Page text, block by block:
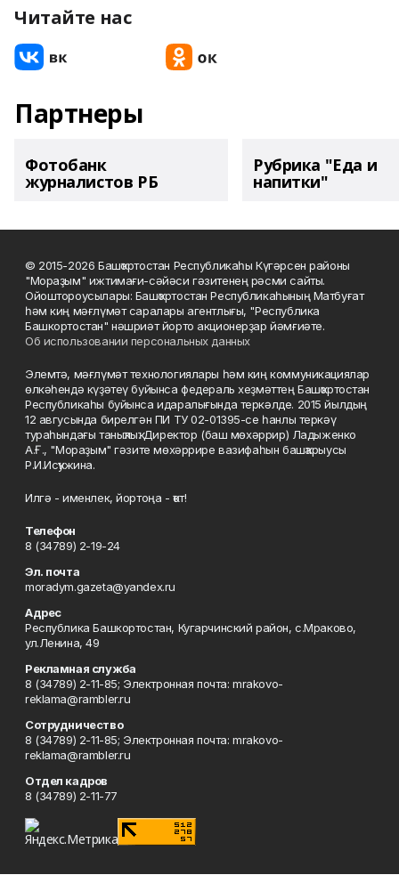
Читайте нас
Партнеры
Фотобанк
журналистов РБ
Рубрика "Еда и
напитки"
© 2015-2026 Башҡортостан Республикаһы Күгәрсен районы
"Мораҙым" ижтимағи-сәйәси гәзитенең рәсми сайты.
Ойоштороусылары: Башҡортостан Республикаһының Матбуғат
һәм киң мәғлүмәт саралары агентлығы, "Республика
Башкортостан" нәшриәт йорто акционерҙар йәмғиәте.
Об использовании персональных данных
Элемтә, мәғлүмәт технологиялары һәм киң коммуникациялар
өлкәһендә күҙәтеү буйынса федераль хеҙмәттең Башҡортостан
Республикаһы буйынса идаралығында теркәлде. 2015 йылдың
12 авгусында бирелгән ПИ ТУ 02-01395-се һанлы теркәү
тураһындағы таныҡлыҡ. Директор (баш мөхәррир) Ладыженко
А.Ғ., "Мораҙым" гәзите мөхәррире вазифаһын башҡарыусы
Р.И.Исҡужина.
Илгә - именлек, йортоңа - ҡот!
Телефон
8 (34789) 2-19-24
Эл. почта
moradym.gazeta@yandex.ru
Адрес
Республика Башкортостан, Кугарчинский район, с.Мраково,
ул.Ленина, 49
Рекламная служба
8 (34789) 2-11-85; Электронная почта: mrakovo-
reklama@rambler.ru
Сотрудничество
8 (34789) 2-11-85; Электронная почта: mrakovo-
reklama@rambler.ru
Отдел кадров
8 (34789) 2-11-77